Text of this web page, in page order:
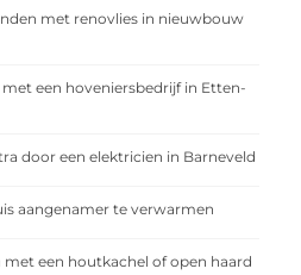
met renovlies in nieuwbouw
een hoveniersbedrijf in Etten-
door een elektricien in Barneveld
aangenamer te verwarmen
een houtkachel of open haard